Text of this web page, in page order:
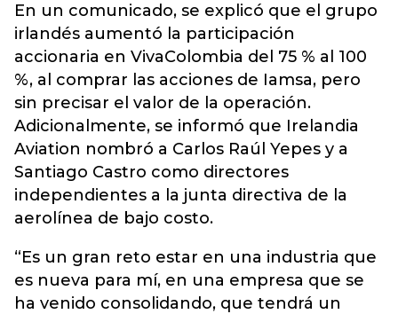
En un comunicado, se explicó que el grupo
irlandés aumentó la participación
accionaria en VivaColombia del 75 % al 100
%, al comprar las acciones de Iamsa, pero
sin precisar el valor de la operación.
Adicionalmente, se informó que Irelandia
Aviation nombró a Carlos Raúl Yepes y a
Santiago Castro como directores
independientes a la junta directiva de la
aerolínea de bajo costo.
“Es un gran reto estar en una industria que
es nueva para mí, en una empresa que se
ha venido consolidando, que tendrá un